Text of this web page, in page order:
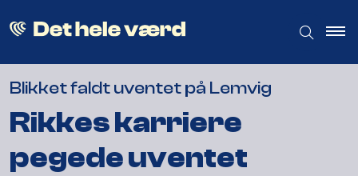
Blikket faldt uventet på Lemvig
Rikkes karriere
pegede uventet